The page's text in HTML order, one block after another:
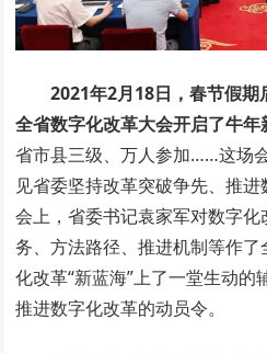
2021年2月18日，春节假
全省数字化改革大会开启了牛年
省市县三级、万人参加……这场
见省委坚持改革突破争先、推进
会上，省委书记袁家军对数字
务、方法路径、推进机制等作
化改革“新蓝海”上了一堂生动
推进数字化改革的动员令。